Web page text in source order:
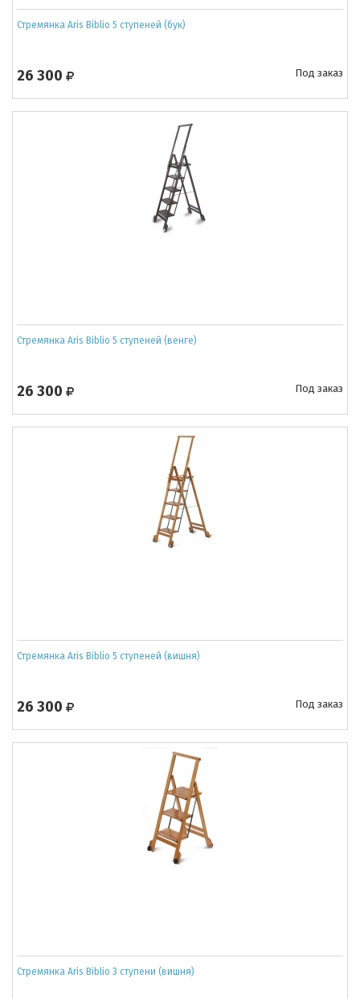
Стремянка Aris Biblio 5 ступеней (бук)
26 300 Под заказ
Стремянка Aris Biblio 5 ступеней (венге)
26 300 Под заказ
Стремянка Aris Biblio 5 ступеней (вишня)
26 300 Под заказ
Стремянка Aris Biblio 3 ступени (вишня)